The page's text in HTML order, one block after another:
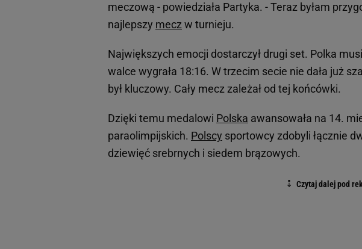
meczową - powiedziała Partyka. - Teraz byłam
najlepszy mecz w turnieju.
Największych emocji dostarczył drugi set. Polka
walce wygrała 18:16. W trzecim secie nie dała już
był kluczowy. Cały mecz zależał od tej końcówki.
Dzięki temu medalowi Polska awansowała na 14.
paraolimpijskich. Polscy sportowcy zdobyli łącznie
dziewięć srebrnych i siedem brązowych.